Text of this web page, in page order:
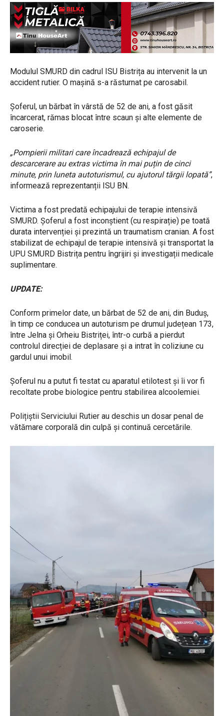
Modulul SMURD din cadrul ISU Bistrița au intervenit la un
accident rutier. O mașină s-a răsturnat pe carosabil.
Șoferul, un bărbat în vârstă de 52 de ani, a fost găsit
încarcerat, rămas blocat între scaun și alte elemente de
caroserie.
„Pompierii militari care încadrează echipajul de
descarcerare au extras victima în mai puțin de cinci
minute, prin luneta autoturismul, cu ajutorul tărgii lopată”,
informează reprezentanții ISU BN.
Victima a fost predată echipajului de terapie intensivă
SMURD. Șoferul a fost inconștient (cu respirație) pe toată
durata intervenției și prezintă un traumatism cranian. A fost
stabilizat de echipajul de terapie intensivă și transportat la
UPU SMURD Bistrița pentru îngrijiri şi investigații medicale
suplimentare.
UPDATE:
Conform primelor date, un bărbat de 52 de ani, din Buduș,
în timp ce conducea un autoturism pe drumul județean 173,
între Jelna și Orheiu Bistriței, într-o curbă a pierdut
controlul direcției de deplasare și a intrat în coliziune cu
gardul unui imobil.
Șoferul nu a putut fi testat cu aparatul etilotest și îi vor fi
recoltate probe biologice pentru stabilirea alcoolemiei.
Polițiștii Serviciului Rutier au deschis un dosar penal de
vătămare corporală din culpă și continuă cercetările.